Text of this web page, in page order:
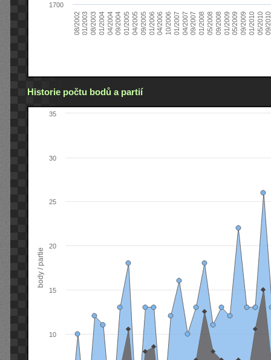
08/200201/200308/200301/200404/200409/200401/200504/200509/200501/200604/200610/200601/200704/200709/200701/200805/200809/200801/200905/200909/200901/201005/201009/
1700
Historie počtu bodů a partií
body / partie
10
15
20
25
30
35